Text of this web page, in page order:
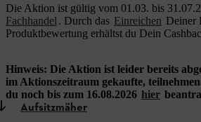
Die Aktion ist gültig vom 01.03. bis
Fachhandel . Durch das Einreichen Deiner
Produktbewertung erhältst du Dein
Hinweis: Die Aktion ist leider bereits
im Aktionszeitraum gekaufte,
du noch bis zum 16.08.2026 hier
Aufsitzmäher